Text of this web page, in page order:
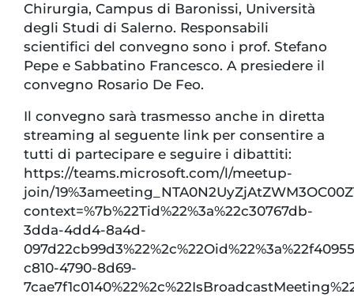
Chirurgia, Campus di Baronissi, Università
degli Studi di Salerno. Responsabili
scientifici del convegno sono i prof. Stefano
Pepe e Sabbatino Francesco. A presiedere il
convegno Rosario De Feo.
Il convegno sarà trasmesso anche in diretta
streaming al seguente link per consentire a
tutti di partecipare e seguire i dibattiti:
https://teams.microsoft.com/l/meetup-
join/
context=%7b%22Tid%22%3a%22c30767db-
3dda-4dd4-8a4d-
c810-4790-8d69-